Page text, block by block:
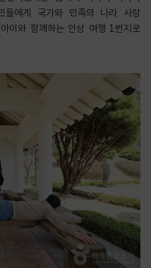
들에게 국가와 민족의 나라 사랑
이와 함께하는 안성 여행 1번지로